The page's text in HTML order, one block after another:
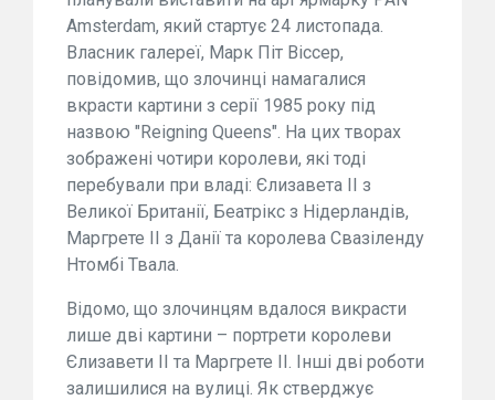
Amsterdam, який стартує 24 листопада.
Власник галереї, Марк Піт Віссер,
повідомив, що злочинці намагалися
вкрасти картини з серії 1985 року під
назвою "Reigning Queens". На цих творах
зображені чотири королеви, які тоді
перебували при владі: Єлизавета ІІ з
Великої Британії, Беатрікс з Нідерландів,
Маргрете ІІ з Данії та королева Свазіленду
Нтомбі Твала.
Відомо, що злочинцям вдалося викрасти
лише дві картини – портрети королеви
Єлизавети ІІ та Маргрете ІІ. Інші дві роботи
залишилися на вулиці. Як стверджує